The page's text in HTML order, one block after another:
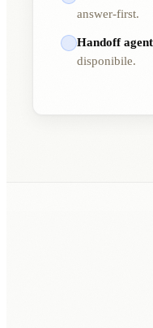
answer-first.
Handoff
disponibile.